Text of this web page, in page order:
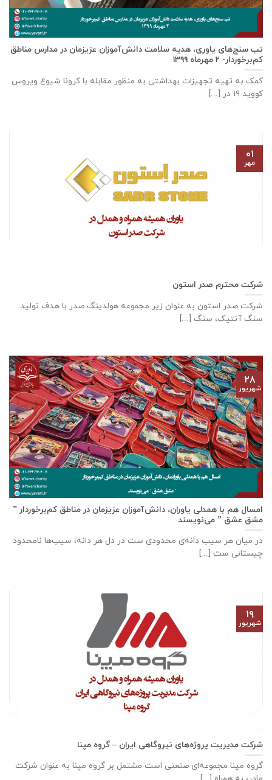
تب سنج‌های یاوری، هدیه سلامت دانش‌آموزان عزیزمان در مدارس مناطق
کم‌برخوردار- ۲ مهرماه ۱۳۹۹
کمک به تهیه تجهیزات بهداشتی به منظور مقابله با کرونا شیوع ویروس
کووید ۱۹ در [...]
شرکت محترم صدر استون
شرکت صدر استون به عنوان زیر مجموعه هولدینگ صدر با هدف تولید
سنگ آنتیک، سنگ [...]
۰۱
مهر
امسال هم با همدلی یاوران، دانش‌آموزان عزیزمان در مناطق کم‌برخوردار ”
مشق عشق ” می‌نویسند
در میان هر سیب دانه‌ی محدودی ست در دل هر دانه، سیب‌ها نامحدود
چیستانی ست [...]
۲۸
شهریور
شرکت مدیریت پروژه‌های نیروگاهی ایران – گروه مپنا
گروه مپنا مجموعه‌ای صنعتى است مشتمل بر گروه مپنا به عنوان شرکت
۱۹
شهریور